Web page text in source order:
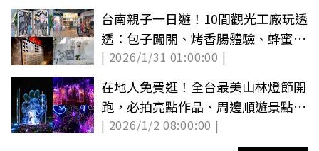
台南親子一日遊！10間觀光工廠玩透
透：包子闖關、烤香腸體驗、蜂蜜採
收（中獎公布）
| 2026/1/31 01:00:00 |
在地人免費逛！全台最美山林燈節開
跑，必拍亮點作品、周邊順遊景點一
次看
| 2026/1/2 08:00:00 |